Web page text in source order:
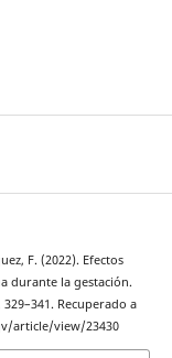
F. (2022). Efectos
durante la gestación.
329–341. Recuperado a
article/view/23430